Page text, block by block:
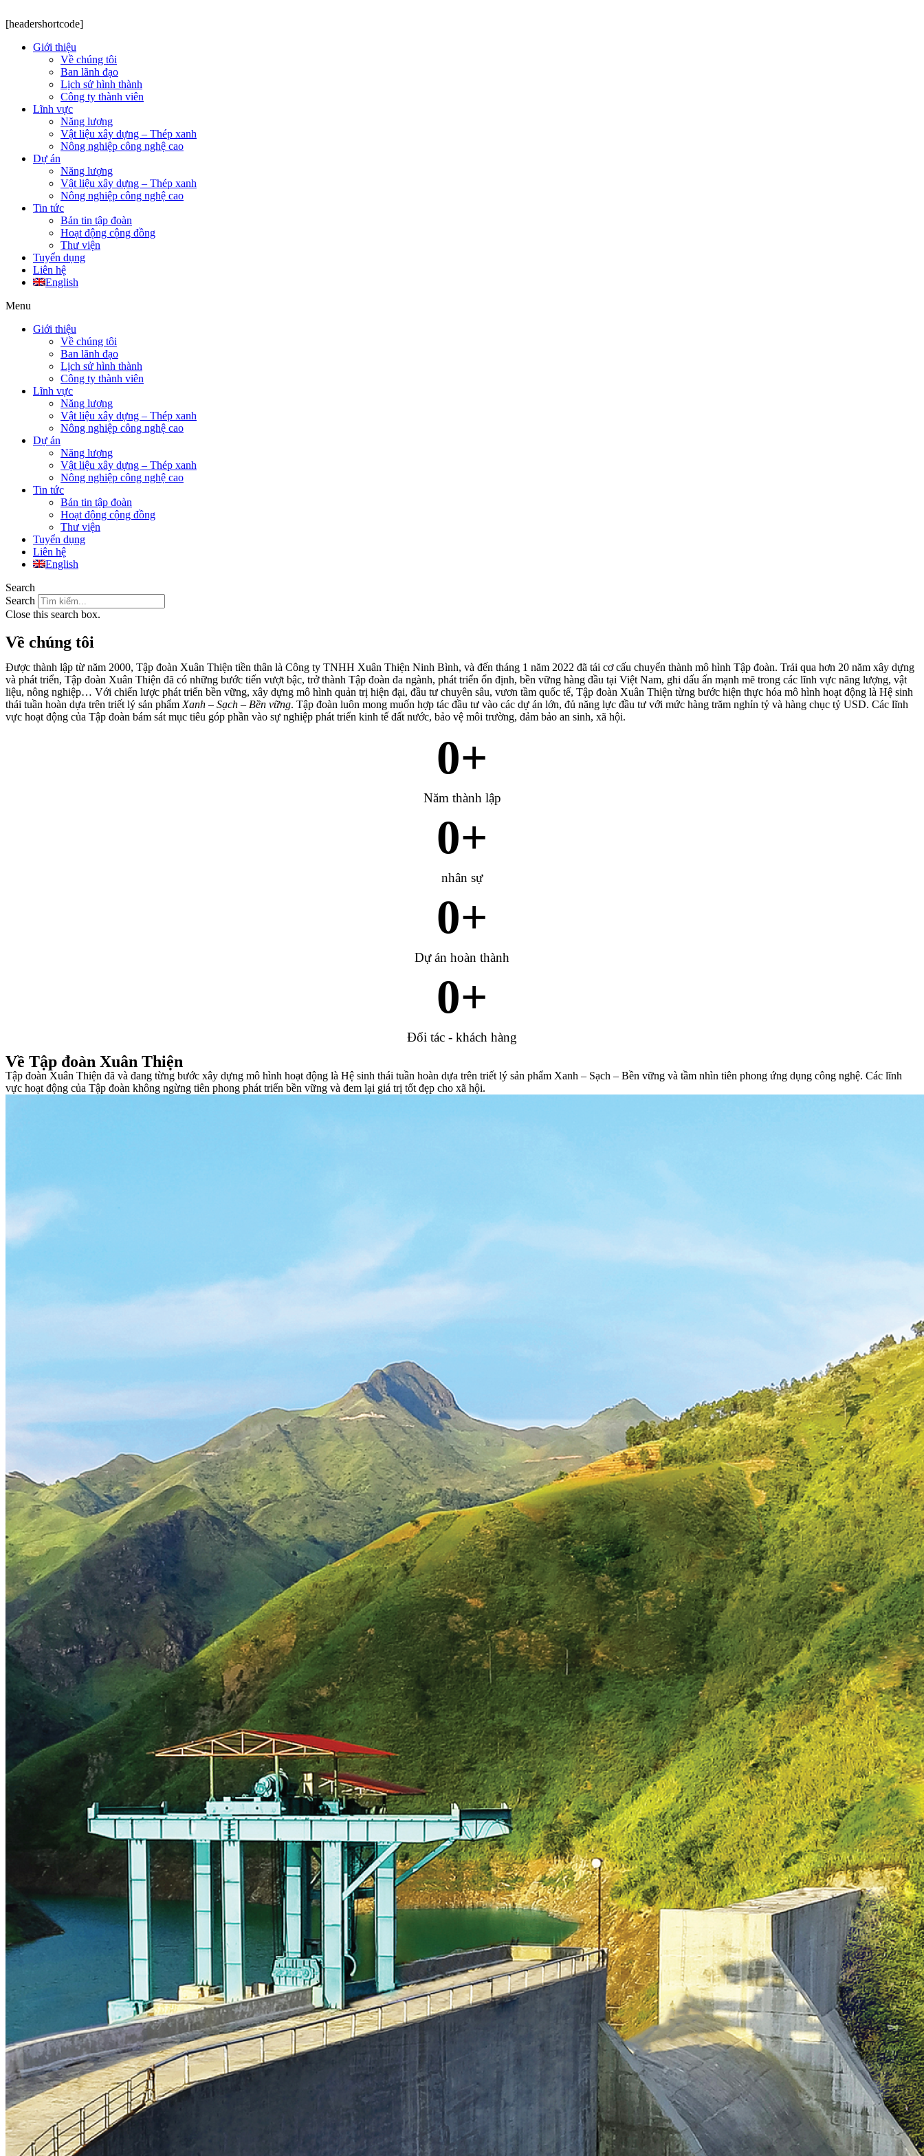
[headershortcode]
Giới thiệu
Về chúng tôi
Ban lãnh đạo
Lịch sử hình thành
Công ty thành viên
Lĩnh vực
Năng lượng
Vật liệu xây dựng – Thép xanh
Nông nghiệp công nghệ cao
Dự án
Năng lượng
Vật liệu xây dựng – Thép xanh
Nông nghiệp công nghệ cao
Tin tức
Bản tin tập đoàn
Hoạt động cộng đồng
Thư viện
Tuyển dụng
Liên hệ
English
Menu
Giới thiệu
Về chúng tôi
Ban lãnh đạo
Lịch sử hình thành
Công ty thành viên
Lĩnh vực
Năng lượng
Vật liệu xây dựng – Thép xanh
Nông nghiệp công nghệ cao
Dự án
Năng lượng
Vật liệu xây dựng – Thép xanh
Nông nghiệp công nghệ cao
Tin tức
Bản tin tập đoàn
Hoạt động cộng đồng
Thư viện
Tuyển dụng
Liên hệ
English
Search
Search
Close this search box.
Về chúng tôi
Được thành lập từ năm 2000, Tập đoàn Xuân Thiện tiền thân là Công ty TNHH Xuân Thiện Ninh Bình, và đến tháng 1 năm 2022 đã tái cơ cấu chuyển thành mô hình Tập đoàn. Trải qua hơn 20 năm xây dựng
và phát triển, Tập đoàn Xuân Thiện đã có những bước tiến vượt bậc, trở thành Tập đoàn đa ngành, phát triển ổn định, bền vững hàng đầu tại Việt Nam, ghi dấu ấn mạnh mẽ trong các lĩnh vực năng lượng, vật
liệu, nông nghiệp… Với chiến lược phát triển bền vững, xây dựng mô hình quản trị hiện đại, đầu tư chuyên sâu, vươn tầm quốc tế, Tập đoàn Xuân Thiện từng bước hiện thực hóa mô hình hoạt động là Hệ sinh
thái tuần hoàn dựa trên triết lý sản phẩm Xanh – Sạch – Bền vững. Tập đoàn luôn mong muốn hợp tác đầu tư vào các dự án lớn, đủ năng lực đầu tư với mức hàng trăm nghỉn tỷ và hàng chục tỷ USD. Các lĩnh
vực hoạt động của Tập đoàn bám sát mục tiêu góp phần vào sự nghiệp phát triển kinh tế đất nước, bảo vệ môi trường, đảm bảo an sinh, xã hội.
Play Video
0+
Năm thành lập
0+
nhân sự
0+
Dự án hoàn thành
0+
Đối tác - khách hàng
Về Tập đoàn Xuân Thiện
Tập đoàn Xuân Thiện đã và đang từng bước xây dựng mô hình hoạt động là Hệ sinh thái tuần hoàn dựa trên triết lý sản phẩm Xanh – Sạch – Bền vững và tầm nhìn tiên phong ứng dụng công nghệ. Các lĩnh
vực hoạt động của Tập đoàn không ngừng tiên phong phát triển bền vững và đem lại giá trị tốt đẹp cho xã hội.